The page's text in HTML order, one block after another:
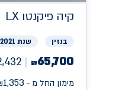
קיה פיקנטו LX
בנזין שנת 2021
₪65,700
מימון החל מ - 1,353